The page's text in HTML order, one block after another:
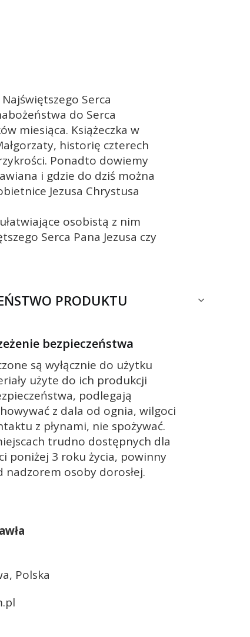
Serca
do Serca
miesiąca. Książeczka w
historię czterech
Ponadto dowiemy
i gdzie do dziś można
Jezusa Chrystusa
osobistą z nim
Serca Pana Jezusa czy
PRODUKTU
bezpieczeństwa
są wyłącznie do użytku
użyte do ich produkcji
podlegają
z dala od ognia, wilgoci
z płynami, nie spożywać.
trudno dostępnych dla
poniżej 3 roku życia, powinny
nadzorem osoby dorosłej.
Polska